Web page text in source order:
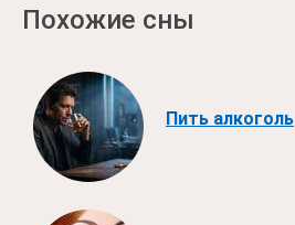
Похожие сны
Пить алкоголь